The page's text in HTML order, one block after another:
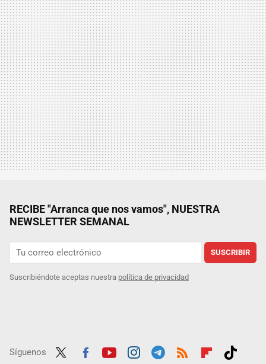
RECIBE "Arranca que nos vamos", NUESTRA
NEWSLETTER SEMANAL
SUSCRIBIR
Suscribiéndote aceptas nuestra política de privacidad
Síguenos